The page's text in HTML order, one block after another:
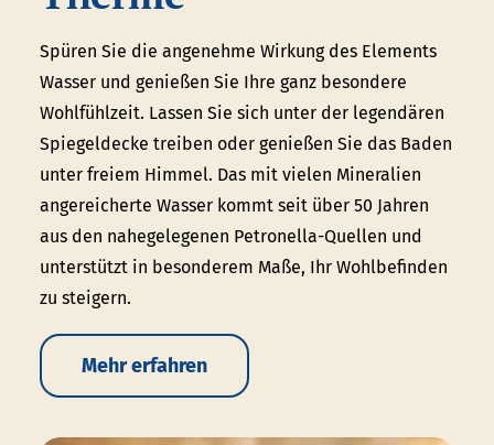
Spüren Sie die angenehme Wirkung des Elements
Wasser und genießen Sie Ihre ganz besondere
Wohlfühlzeit. Lassen Sie sich unter der legendären
Spiegeldecke treiben oder genießen Sie das Baden
unter freiem Himmel. Das mit vielen Mineralien
angereicherte Wasser kommt seit über 50 Jahren
aus den nahegelegenen Petronella-Quellen und
unterstützt in besonderem Maße, Ihr Wohlbefinden
zu steigern.
Mehr erfahren